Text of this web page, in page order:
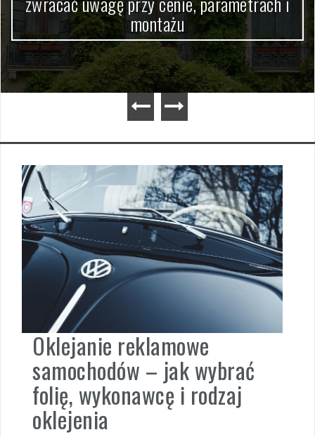
Oklejanie reklamowe
samochodów – jak wybrać
folię, wykonawcę i rodzaj
oklejenia